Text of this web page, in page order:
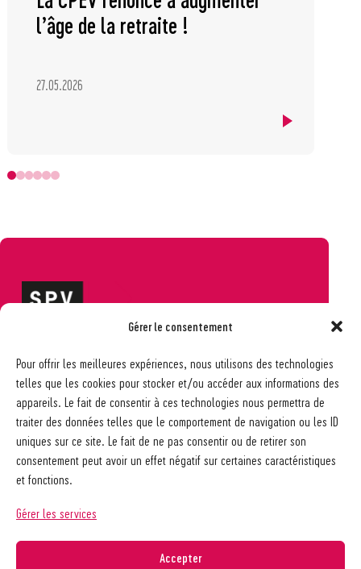
Gérer le consentement
Pour offrir les meilleures expériences, nous utilisons des technologies
telles que les cookies pour stocker et/ou accéder aux informations des
appareils. Le fait de consentir à ces technologies nous permettra de
traiter des données telles que le comportement de navigation ou les ID
uniques sur ce site. Le fait de ne pas consentir ou de retirer son
consentement peut avoir un effet négatif sur certaines caractéristiques
et fonctions.
Gérer les services
Accepter
l’âge de la retraite !
27.05.2026
Ch. des Allinges 2
1006 Lausanne
021 617 65 59
info@spv-vd.ch
FAQ
Les associations
Nos guides pratiques